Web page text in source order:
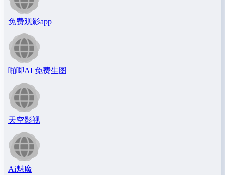
免费观影app
啪唧AI 免费生图
天空影视
Ai魅魔